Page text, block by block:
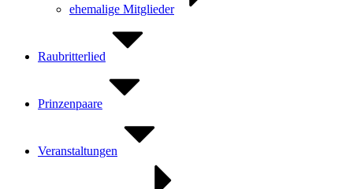
ehemalige Mitglieder
Raubritterlied
Prinzenpaare
Veranstaltungen